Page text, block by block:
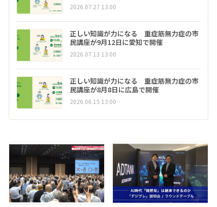
2026.07.27 13:00
正しい知識が力になる 重症筋無力症の市
民講座が9月12日に愛知で開催
2026.07.13 13:00
正しい知識が力になる 重症筋無力症の市
民講座が8月8日に広島で開催
2026.06.15 13:00